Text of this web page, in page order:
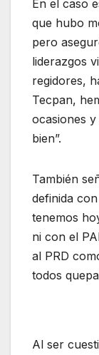
En el caso
que hubo
pero
liderazgos
regidores,
Tecpan,
ocasiones
bien”.
También
definida
tenemos
ni con el
al PRD
todos
Al ser